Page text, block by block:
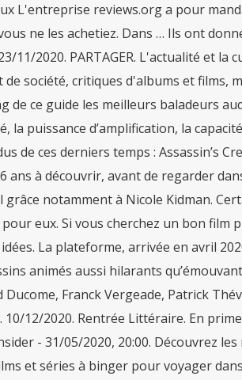
L'entreprise reviews.org a pour
ne les achetiez. Dans … Ils ont
11/2020. PARTAGER. L'actualité et
de société, critiques d'albums et films,
de ce guide les meilleurs baladeurs
la puissance d’amplification, la
de ces derniers temps : Assassin’s
ans à découvrir, avant de regarder
grâce notamment à Nicole Kidman.
eux. Si vous cherchez un bon film
La plateforme, arrivée en avril
animés aussi hilarants
Ducome, Franck Vergeade, Patrick
10/12/2020. Rentrée Littéraire. En
- 31/05/2020, 20:00. Découvrez
et séries à binger pour voyager